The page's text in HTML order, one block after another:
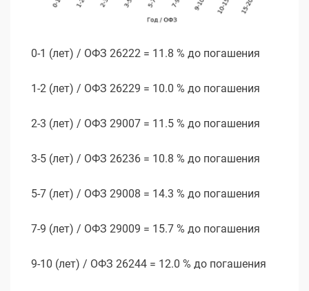
0-1 (лет) / ОФЗ 26222 = 11.8 % до погашения
1-2 (лет) / ОФЗ 26229 = 10.0 % до погашения
2-3 (лет) / ОФЗ 29007 = 11.5 % до погашения
3-5 (лет) / ОФЗ 26236 = 10.8 % до погашения
5-7 (лет) / ОФЗ 29008 = 14.3 % до погашения
7-9 (лет) / ОФЗ 29009 = 15.7 % до погашения
9-10 (лет) / ОФЗ 26244 = 12.0 % до погашения